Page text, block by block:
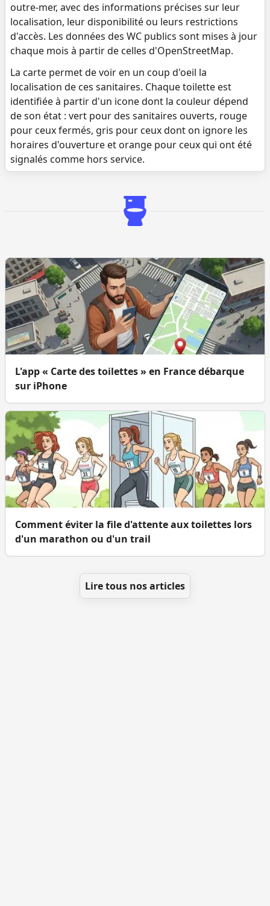
outre-mer, avec des informations précises sur leur
localisation, leur disponibilité ou leurs restrictions
d'accès. Les données des WC publics sont mises à jour
chaque mois à partir de celles d'OpenStreetMap.
La carte permet de voir en un coup d'oeil la
localisation de ces sanitaires. Chaque toilette est
identifiée à partir d'un icone dont la couleur dépend
de son état : vert pour des sanitaires ouverts, rouge
pour ceux fermés, gris pour ceux dont on ignore les
horaires d'ouverture et orange pour ceux qui ont été
signalés comme hors service.
L'app « Carte des toilettes » en France débarque
sur iPhone
Comment éviter la file d'attente aux toilettes lors
d'un marathon ou d'un trail
Lire tous nos articles